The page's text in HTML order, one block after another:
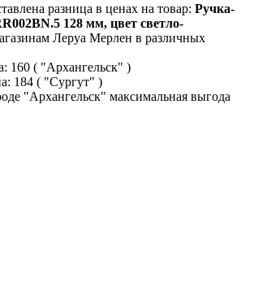
разница в ценах на товар: Ручка-
128 мм, цвет светло-
Леруа Мерлен в различных
160 ( "Архангельск" )
184 ( "Сургут" )
"Архангельск" максимальная выгода